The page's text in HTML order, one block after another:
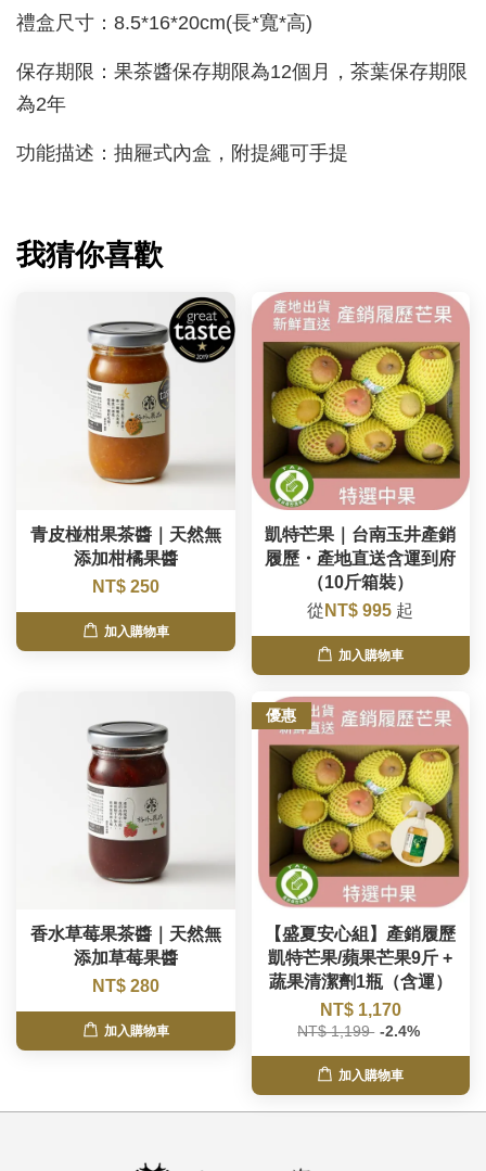
禮盒尺寸：8.5*16*20cm(長*寬*高)
保存期限：果茶醬保存期限為12個月，茶葉保存期限
為2年
功能描述：抽屜式內盒，附提繩可手提
我猜你喜歡
青皮椪柑果茶醬｜天然無
添加柑橘果醬
NT$ 250
加入購物車
凱特芒果｜台南玉井產銷
履歷・產地直送含運到府
（10斤箱裝）
從 NT$ 995 起
加入購物車
香水草莓果茶醬｜天然無
添加草莓果醬
NT$ 280
加入購物車
優惠
【盛夏安心組】產銷履歷
凱特芒果/蘋果芒果9斤 +
蔬果清潔劑1瓶（含運）
NT$ 1,170
NT$ 1,199 -2.4%
加入購物車